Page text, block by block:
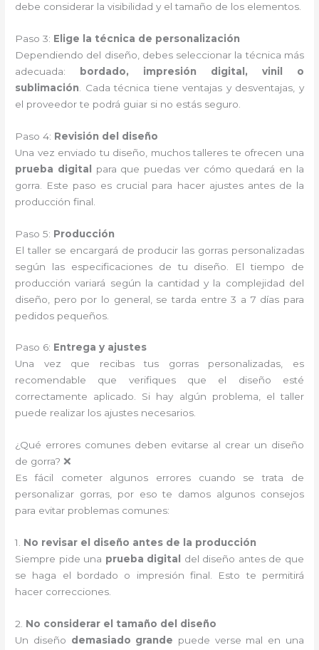
debe considerar la visibilidad y el tamaño de los elementos.
Paso 3: Elige la técnica de personalización
Dependiendo del diseño, debes seleccionar la técnica más
adecuada:
bordado, impresión digital, vinil o
sublimación . Cada técnica tiene ventajas y desventajas, y
el proveedor te podrá guiar si no estás seguro.
Paso 4: Revisión del diseño
Una vez enviado tu diseño, muchos talleres te ofrecen una
prueba digital
para que puedas ver cómo quedará en la
gorra. Este paso es crucial para hacer ajustes antes de la
producción final.
Paso 5: Producción
El taller se encargará de producir las gorras personalizadas
según las especificaciones de tu diseño. El tiempo de
producción variará según la cantidad y la complejidad del
diseño, pero por lo general, se tarda entre 3 a 7 días para
pedidos pequeños.
Paso 6: Entrega y ajustes
Una vez que recibas tus gorras personalizadas, es
recomendable que verifiques que el diseño esté
correctamente aplicado. Si hay algún problema, el taller
puede realizar los ajustes necesarios.
¿Qué errores comunes deben evitarse al crear un diseño
de gorra? ❌
Es fácil cometer algunos errores cuando se trata de
personalizar gorras, por eso te damos algunos consejos
para evitar problemas comunes:
1. No revisar el diseño antes de la producción
Siempre pide una prueba digital
del diseño antes de que
se haga el bordado o impresión final. Esto te permitirá
hacer correcciones.
2. No considerar el tamaño del diseño
Un diseño demasiado grande puede verse mal en una